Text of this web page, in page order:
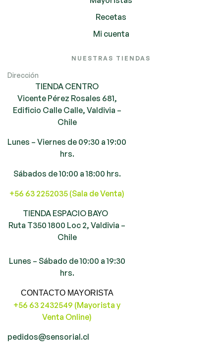
Recetas
Mi cuenta
NUESTRAS TIENDAS
Dirección
TIENDA CENTRO
Vicente Pérez Rosales 681,
Edificio Calle Calle, Valdivia –
Chile
Lunes – Viernes de 09:30 a 19:00
hrs.
Sábados de 10:00 a 18:00 hrs.
+56 63 2252035 (Sala de Venta)
TIENDA ESPACIO BAYO
Ruta T350 1800 Loc 2, Valdivia –
Chile
Lunes – Sábado de 10:00 a 19:30
hrs.
CONTACTO MAYORISTA
+56 63 2432549 (Mayorista y
Venta Online)
pedidos@sensorial.cl